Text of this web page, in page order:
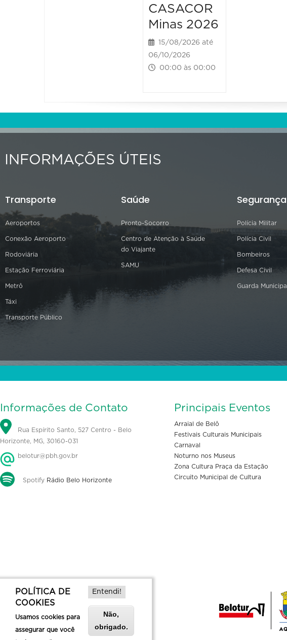
CASACOR
Minas 2026
15/08/2026 até
06/10/2026
00:00 às 00:00
INFORMAÇÕES ÚTEIS
Transporte
Aeroportos
Conexão Aeroporto
Rodoviária
Estação Ferroviária
Metrô
Táxi
Transporte Público
Saúde
Pronto-Socorro
Centro de Atenção à Saúde
do Viajante
SAMU
Segurança
Polícia Militar
Polícia Civil
Bombeiros
Defesa Civil
Guarda Municipal
Informações de Contato
Rua Espírito Santo, 527 Centro - Belo
Horizonte, MG, 30160-031
belotur@pbh.gov.br
Spotify Rádio Belo Horizonte
Principais Eventos
Arraial de Belô
Festivais Culturais Municipais
Carnaval
Noturno nos Museus
Zona Cultura Praça da Estação
Circuito Municipal de Cultura
POLÍTICA DE
COOKIES
Usamos cookies para
assegurar que você
Entendi!
Não,
obrigado.